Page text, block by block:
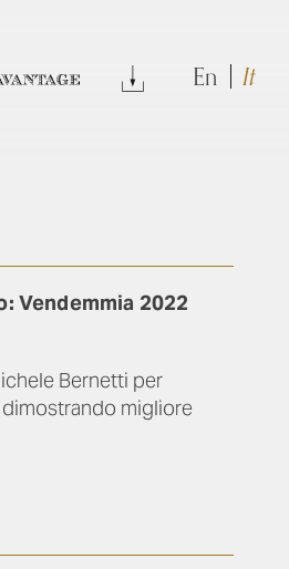
DOWNLOAD
En It
Vendemmia 2022
Bernetti per
migliore